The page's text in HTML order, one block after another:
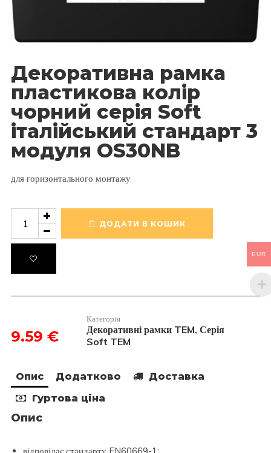
Декоративна рамка
пластикова колір
чорний серія Soft
італійський стандарт 3
модуля OS30NB
для горизонтального монтажу
Декоративна
рамка
пластикова
чорний
серія
італійський
модуля
OS30NB
ДОДАТИ В КОШИК
9.59 €
Категорія
Декоративні рамки TEM, Серія
Soft TEM
Опис Додатково
Доставка
Гуртова ціна
Опис
EUR